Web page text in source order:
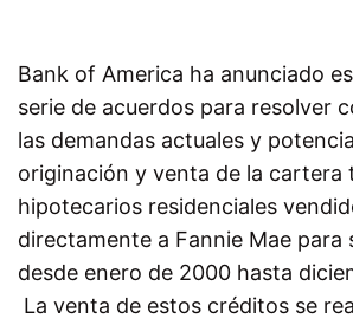
Bank of America ha anunciado
serie de acuerdos para resolver
las demandas actuales y
originación y venta de la cartera
hipotecarios residenciales
directamente a Fannie Mae para
desde enero de 2000 hasta
La venta de estos créditos se